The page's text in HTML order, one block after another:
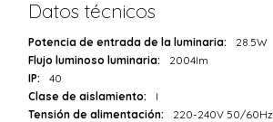
Datos técnicos
Potencia de entrada de la luminaria:
28.5W
Flujo luminoso luminaria:
2004lm
IP:
40
Clase de aislamiento:
I
Tensión de alimentación:
220-240V 50/60Hz